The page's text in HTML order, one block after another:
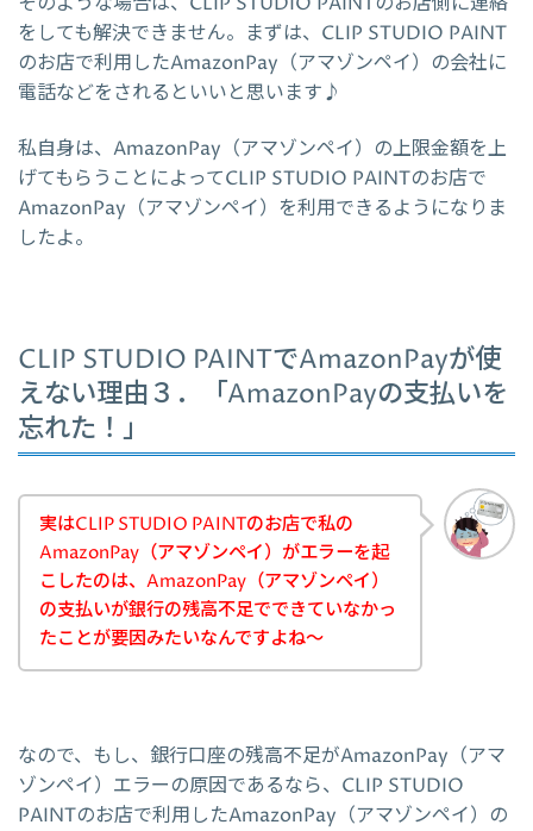
をしても解決できません。まずは、CLIP STUDIO PAINT
のお店で利用したAmazonPay（アマゾンペイ）の会社に
電話などをされるといいと思います♪
私自身は、AmazonPay（アマゾンペイ）の上限金額を上
げてもらうことによってCLIP STUDIO PAINTのお店で
AmazonPay（アマゾンペイ）を利用できるようになりま
したよ。
CLIP STUDIO PAINTでAmazonPayが使
えない理由３．「AmazonPayの支払いを
忘れた！」
実はCLIP STUDIO PAINTのお店で私の
AmazonPay（アマゾンペイ）がエラーを起
こしたのは、AmazonPay（アマゾンペイ）
の支払いが銀行の残高不足でできていなかっ
たことが要因みたいなんですよね～
なので、もし、銀行口座の残高不足がAmazonPay（アマ
ゾンペイ）エラーの原因であるなら、CLIP STUDIO
PAINTのお店で利用したAmazonPay（アマゾンペイ）の